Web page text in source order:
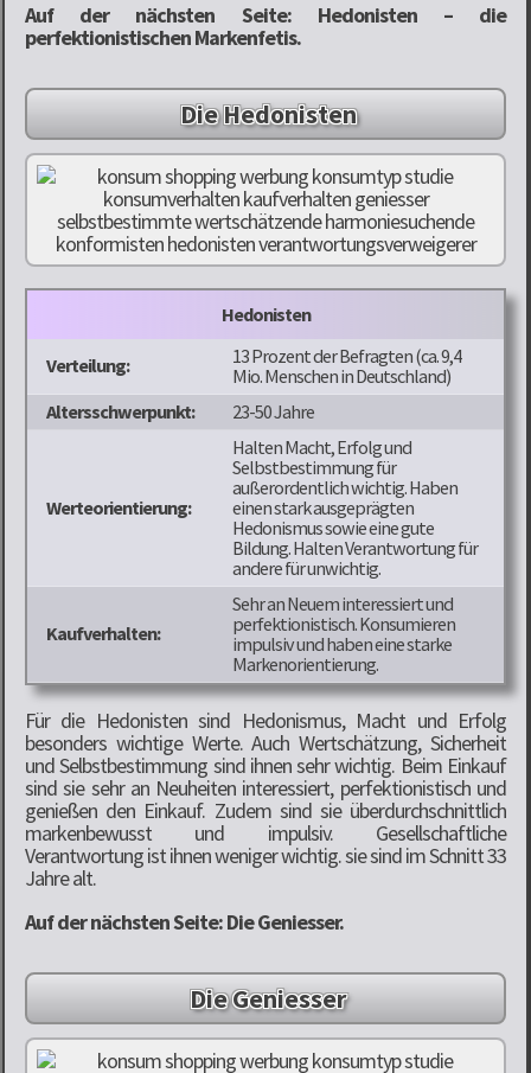
Auf der nächsten Seite: Hedonisten – die
perfektionistischen Markenfetis.
Die Hedonisten
Hedonisten
Verteilung:
13 Prozent der Befragten (ca. 9,4
Mio. Menschen in Deutschland)
Altersschwerpunkt:
23-50 Jahre
Werteorientierung:
Halten Macht, Erfolg und
Selbstbestimmung für
außerordentlich wichtig. Haben
einen stark ausgeprägten
Hedonismus sowie eine gute
Bildung. Halten Verantwortung für
andere für unwichtig.
Kaufverhalten:
Sehr an Neuem interessiert und
perfektionistisch. Konsumieren
impulsiv und haben eine starke
Markenorientierung.
Für die Hedonisten sind Hedonismus, Macht und Erfolg
besonders wichtige Werte. Auch Wertschätzung, Sicherheit
und Selbstbestimmung sind ihnen sehr wichtig. Beim Einkauf
sind sie sehr an Neuheiten interessiert, perfektionistisch und
genießen den Einkauf. Zudem sind sie überdurchschnittlich
markenbewusst und impulsiv. Gesellschaftliche
Verantwortung ist ihnen weniger wichtig. sie sind im Schnitt 33
Jahre alt.
Auf der nächsten Seite: Die Geniesser.
Die Geniesser